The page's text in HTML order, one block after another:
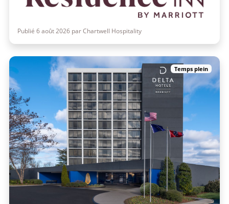
Publié 6 août 2026 par Chartwell Hospitality
Temps plein